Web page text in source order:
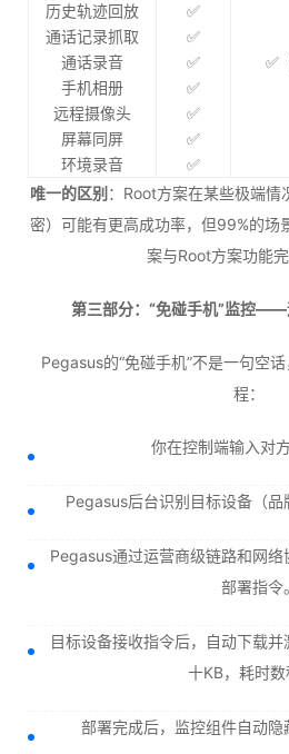
历史轨迹回放
✅
通话记录抓取
✅
通话录音
✅
✅
手机相册
✅
远程摄像头
✅
屏幕同屏
✅
环境录音
✅
唯一的区别 ：Root方案在某些极端情
密）可能有更高成功率，但99%的场
案与Root方案功能完
第三部分：“免碰手机”监控——
Pegasus的“免碰手机”不是一句空
程：
你在控制端输入对
Pegasus后台识别目标设备（品
Pegasus通过运营商级链路和网
部署指令。
目标设备接收指令后，自动下载
十KB，耗时数
部署完成后，监控组件自动隐